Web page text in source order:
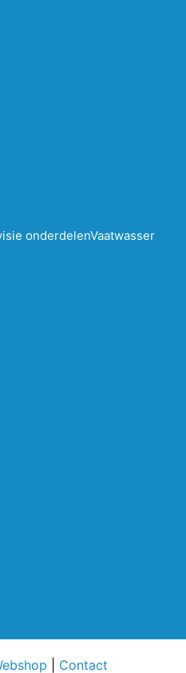
onderdelenVaatwasser
Contact